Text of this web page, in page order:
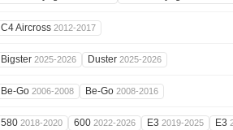
C4 Aircross 2012-2017
Bigster 2025-2026 Duster 2025-2026
Be-Go 2006-2008 Be-Go 2008-2016
580 2018-2020 600 2022-2026 E3 2019-2025 E3